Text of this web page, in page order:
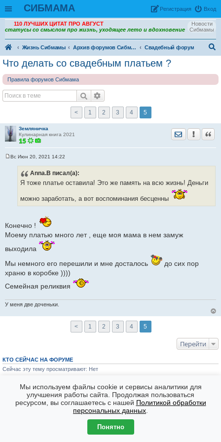
СИБМАМА Вход
Рeгиcтpaция
Новости
Сибмамы
110 ЛУЧШИХ ЦИТАТ ПРО АВГУСТ
статусы со смыслом про жизнь, уходящее лето и вдохновение
Жизнь Сибмамы Архив форумов Сибмама
Свадебный форум
Что делать со свадебным платьем ?
Правила форумов Сибмама
< 1 2 3 4 5
Земляничка
Кулинарная книга 2021
Отправить
Вс Июн 20, 2021 14:22
Anna.B писал(а):
Я тоже платье оставила! Это же память на всю жизнь! Деньги
можно заработать, а вот воспоминания бесценны
Конечно !
Моему платью много лет , еще моя мама в нем замуж
выходила
Мы немного его перешили и мне досталось
до сих пор
храню в коробке ))))
Семейная реликвия
У меня две доченьки.
< 1 2 3 4 5
Перейти
КТО СЕЙЧАС НА ФОРУМЕ
Сейчас эту тему просматривают: Нет
Форумы
Создано на основеphpBB ® Forum Software © phpBB Limited
Мы используем файлы cookie и сервисы аналитики для
улучшения работы сайта. Продолжая пользоваться
ресурсом, вы соглашаетесь с нашей Политикой обработки
персональных данных
Понятно